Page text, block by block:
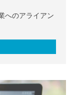
へのアライアン